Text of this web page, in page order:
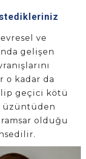
ve
gelişen
o kadar da
geçici kötü
üzüntüden
olduğu